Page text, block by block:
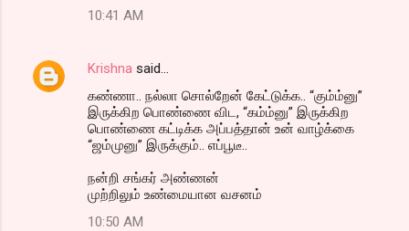
10:41 AM
Krishna said…
கண்ணா.. நல்லா சொல்றேன் கேட்டுக்க.. “கும்ம்னு”
இருக்கிற பொண்ணை விட, “கம்ம்னு” இருக்கிற
பொண்ணை கட்டிக்க அப்பத்தான் உன் வாழ்க்கை
“ஜம்முனு” இருக்கும்.. எப்பூடீ..
நன்றி சங்கர் அண்ணன்
முற்றிலும் உண்மையான வசனம்
10:50 AM